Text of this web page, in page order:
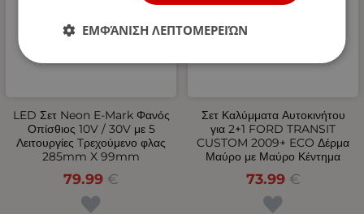
LED Σετ Neon Е-Мark Φανός
Οπίσθιος 10V / 30V με 5
Λειτουργίες Tρεχούμενο φλας
285mm X 99mm
79.99 €
Σετ Καλύμματα Αυτοκινήτου
για 2+1 FORD TRANSIT
CUSTOM 2009+ ECO Δέρμα
Μαύρο με Μαύρο Κέντημα
73.99 €
ΕΜΦΆΝΙΣΗ ΛΕΠΤΟΜΕΡΕΙΏΝ